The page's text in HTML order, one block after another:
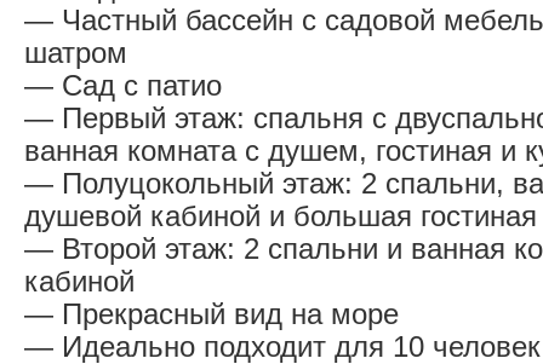
— Частный бассейн с садовой
шатром
— Сад с патио
— Первый этаж: спальня с
ванная комната с душем, гостиная и
— Полуцокольный этаж: 2 спальни,
душевой кабиной и большая гостиная
— Второй этаж: 2 спальни и ванная
кабиной
— Прекрасный вид на море
— Идеально подходит для 10 человек